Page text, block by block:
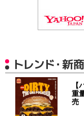
トレンド・新
重
売